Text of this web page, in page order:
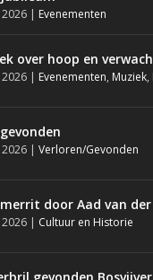
| Evenementen
over hoop en
| Evenementen, Muziek,
|Verloren/Gevonden
door Aad van
| Cultuur en Historie